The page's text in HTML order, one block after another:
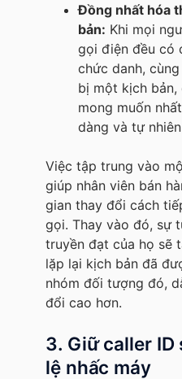
Đồng nhất hóa
bản: Khi mọi
gọi điện đều có
chức danh,
bị một kịch bản,
mong muốn
dàng và tự
Việc tập trung vào
giúp nhân viên bán
gian thay đổi cách
gọi. Thay vào đó, sự
truyền đạt của họ sẽ
lặp lại kịch bản đã
nhóm đối tượng đó,
đổi cao hơn.
3. Giữ caller
lệ nhấc máy